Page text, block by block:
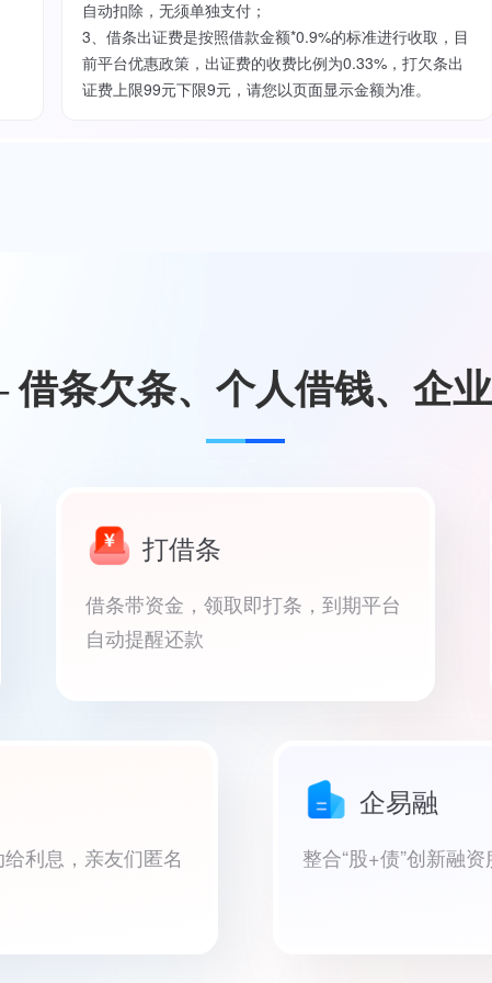
自动扣除，无须单独支付；
3、借条出证费是按照借款金额*0.9%的标准进行收取，目
前平台优惠政策，出证费的收费比例为0.33%，打欠条出
证费上限99元下限9元，请您以页面显示金额为准。
条欠条、个人借钱、企
打借条
借条带资金，领取即打条，到期平台
自动提醒还款
利息，亲友们匿名
企易融
整合“股+债”创新融